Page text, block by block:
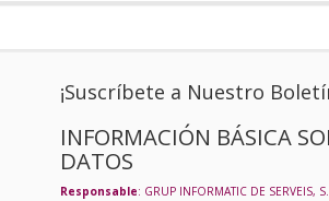
¡Suscríbete a Nuestro
INFORMACIÓN BÁSICA
DATOS
Responsable: GRUP INFORMATIC DE SERVEIS,